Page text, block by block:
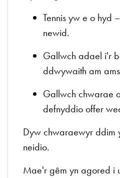
Tennis yw e o hyd
newid.
Gallwch adael i'r
ddwywaith am
Gallwch chwarae
defnyddio offer
Dyw chwaraewyr ddim
neidio.
Mae'r gêm yn agored i